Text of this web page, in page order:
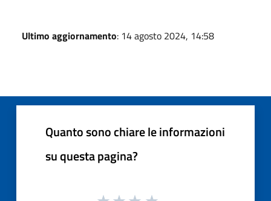
Ultimo aggiornamento: 14 agosto 2024, 14:58
Quanto sono chiare le informazioni
su questa pagina?